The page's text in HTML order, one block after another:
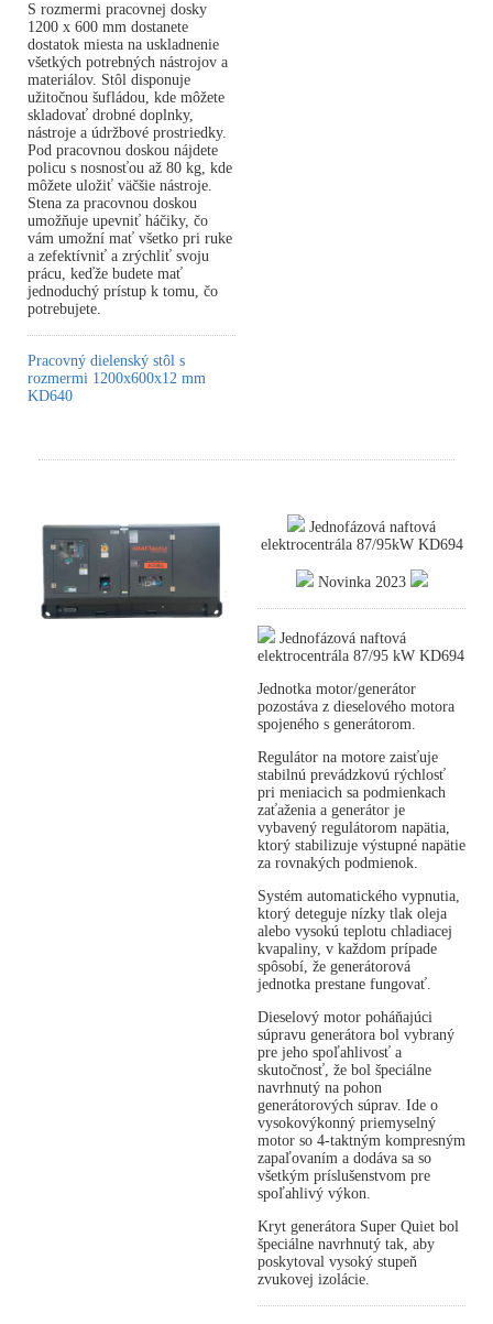
S rozmermi pracovnej dosky
1200 x 600 mm dostanete
dostatok miesta na uskladnenie
všetkých potrebných nástrojov a
materiálov. Stôl disponuje
užitočnou šufládou, kde môžete
skladovať drobné doplnky,
nástroje a údržbové prostriedky.
Pod pracovnou doskou nájdete
policu s nosnosťou až 80 kg, kde
môžete uložiť väčšie nástroje.
Stena za pracovnou doskou
umožňuje upevniť háčiky, čo
vám umožní mať všetko pri ruke
a zefektívniť a zrýchliť svoju
prácu, keďže budete mať
jednoduchý prístup k tomu, čo
potrebujete.
Pracovný dielenský stôl s
rozmermi 1200x600x12 mm
KD640
Jednofázová naftová
elektrocentrála 87/95kW KD694
Novinka 2023
Jednofázová naftová
elektrocentrála 87/95 kW KD694
Jednotka motor/generátor
pozostáva z dieselového motora
spojeného s generátorom.
Regulátor na motore zaisťuje
stabilnú prevádzkovú rýchlosť
pri meniacich sa podmienkach
zaťaženia a generátor je
vybavený regulátorom napätia,
ktorý stabilizuje výstupné napätie
za rovnakých podmienok.
Systém automatického vypnutia,
ktorý deteguje nízky tlak oleja
alebo vysokú teplotu chladiacej
kvapaliny, v každom prípade
spôsobí, že generátorová
jednotka prestane fungovať.
Dieselový motor poháňajúci
súpravu generátora bol vybraný
pre jeho spoľahlivosť a
skutočnosť, že bol špeciálne
navrhnutý na pohon
generátorových súprav. Ide o
vysokovýkonný priemyselný
motor so 4-taktným kompresným
zapaľovaním a dodáva sa so
všetkým príslušenstvom pre
spoľahlivý výkon.
Kryt generátora Super Quiet bol
špeciálne navrhnutý tak, aby
poskytoval vysoký stupeň
zvukovej izolácie.